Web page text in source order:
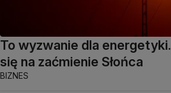
To wyzwanie dla
się na zaćmienie Słońca
BIZNES